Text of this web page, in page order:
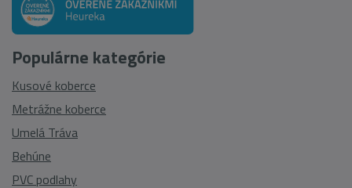
Populárne kategórie
Kusové koberce
Metrážne koberce
Umelá Tráva
Behúne
PVC podlahy